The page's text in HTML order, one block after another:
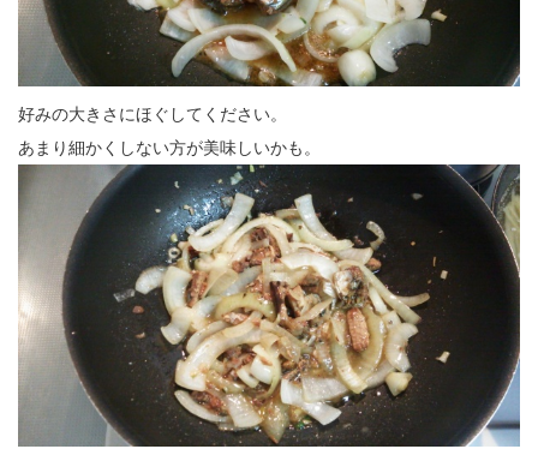
好みの大きさにほぐしてください。
あまり細かくしない方が美味しいかも。